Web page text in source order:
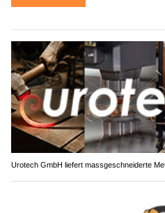
Urotech GmbH liefert massgeschneiderte